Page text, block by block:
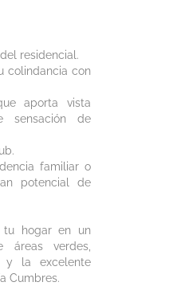
residencial.
colindancia con
aporta vista
sensación de
familiar o
potencial de
tu hogar en un
áreas verdes,
y la excelente
Cumbres.